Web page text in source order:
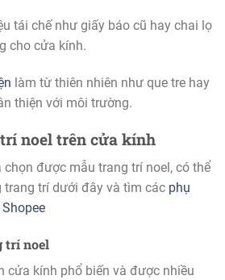
tái chế như giấy báo cũ hay chai lọ
cho cửa kính.
làm từ thiên nhiên như que tre hay
thiện với môi trường.
noel trên cửa kính
được mẫu trang trí noel, có thể
trí dưới đây và tìm các phụ
trí noel
cửa kính phổ biến và được nhiều